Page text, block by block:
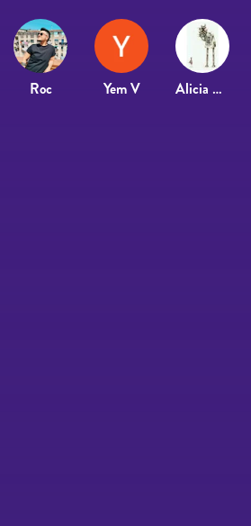
Roc Yem V Alicia García Aboal